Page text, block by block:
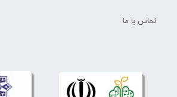
تماس با ما